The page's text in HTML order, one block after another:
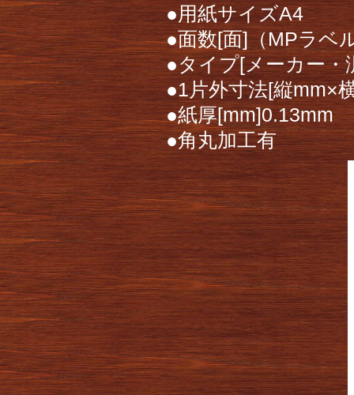
●用紙サイズA4
●面数[面]（MPラベ
●タイプ[メーカー・
●1片外寸法[縦mm×
●紙厚[mm]0.13mm
●角丸加工有